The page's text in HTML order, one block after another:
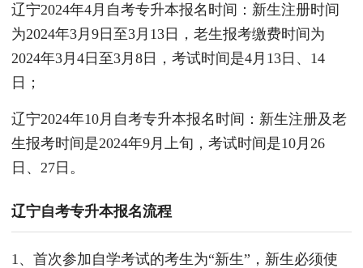
辽宁2024年4月自考专升本报名时间：新生注册时间
为2024年3月9日至3月13日，老生报考缴费时间为
2024年3月4日至3月8日，考试时间是4月13日、14
日；
辽宁2024年10月自考专升本报名时间：新生注册及老
生报考时间是2024年9月上旬，考试时间是10月26
日、27日。
辽宁自考专升本报名流程
1、首次参加自学考试的考生为“新生”，新生必须使